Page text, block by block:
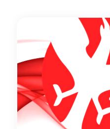
Скопје” број 9/
(три) години од
Договорот за
понудувач.